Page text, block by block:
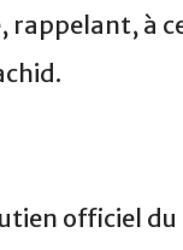
rappelant, à
officiel